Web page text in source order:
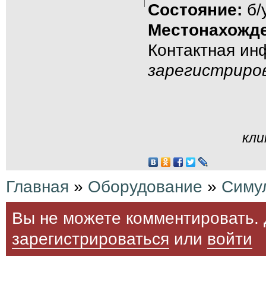
Состояние: б/
Контактная
Главная » Оборудование »
Вы не можете комментировать.
зарегистрироваться или войти